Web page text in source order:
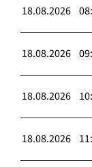
18.08.2026
18.08.2026
18.08.2026
18.08.2026